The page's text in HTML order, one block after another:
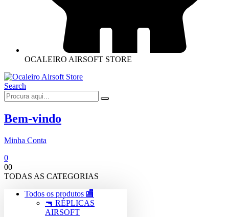
OCALEIRO AIRSOFT STORE
Search
Bem-vindo
Minha Conta
0
00
TODAS AS CATEGORIAS
Todos os produtos 🏬
🔫 RÉPLICAS
AIRSOFT